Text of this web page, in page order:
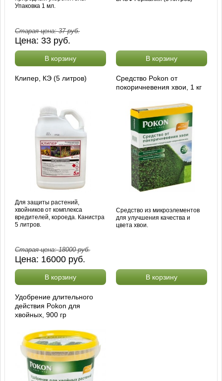
Упаковка 1 мл.
Старая цена:37руб.
Цена:33 руб.
В корзину В корзину
Клипер, КЭ (5 литров)
Для защиты растений,
хвойников от комплекса
вредителей, короеда. Канистра
5 литров.
Старая цена:18000руб.
Цена: 16000 руб.
В корзину
Средство Pokon от
покоричневения хвои, 1 кг
Средство из микроэлементов
для улучшения качества и
цвета хвои.
В корзину
Удобрение длительного
действия Pokon для
хвойных, 900 гр